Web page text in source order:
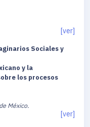
[ver]
Sociales y
y la
los procesos
México.
[ver]